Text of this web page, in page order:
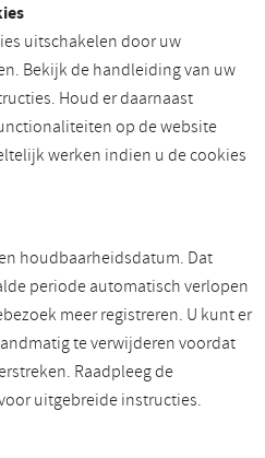
uitschakelen door uw
Bekijk de handleiding van uw
Houd er daarnaast
op de website
werken indien u de cookies
houdbaarheidsdatum. Dat
periode automatisch verlopen
meer registreren. U kunt er
te verwijderen voordat
Raadpleeg de
uitgebreide instructies.